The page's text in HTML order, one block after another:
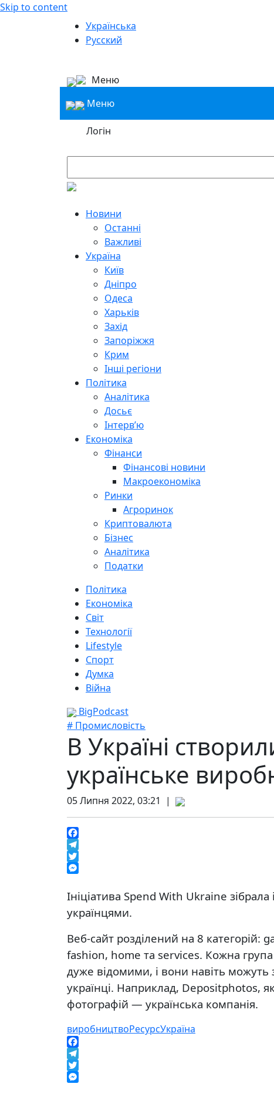
Skip to content
Українська
Русский
Меню
Меню
Логін
Новини
Останні
Важливі
Україна
Київ
Дніпро
Одеса
Харьків
Захід
Запоріжжя
Крим
Інші регіони
Політика
Аналітика
Досьє
Інтерв’ю
Економіка
Фінанси
Фінансові новини
Макроекономіка
Ринки
Агроринок
Криптовалюта
Бізнес
Аналітика
Податки
Політика
Економіка
Світ
Технології
Lifestyle
Спорт
Думка
Війна
BigPodcast
# Промисловість
В Україні
українське
05 Липня 2022, 03:21 |
Facebook
Telegram
Twitter
Ініціатива Spend With Ukraine
українцями.
Веб-сайт розділений на 8
fashion, home та services. Кожна група
дуже відомими, і вони навіть можуть
українці. Наприклад, Depositphotos,
фотографій — українська компанія.
виробництвоРесурсУкраїна
Facebook
Telegram
Twitter